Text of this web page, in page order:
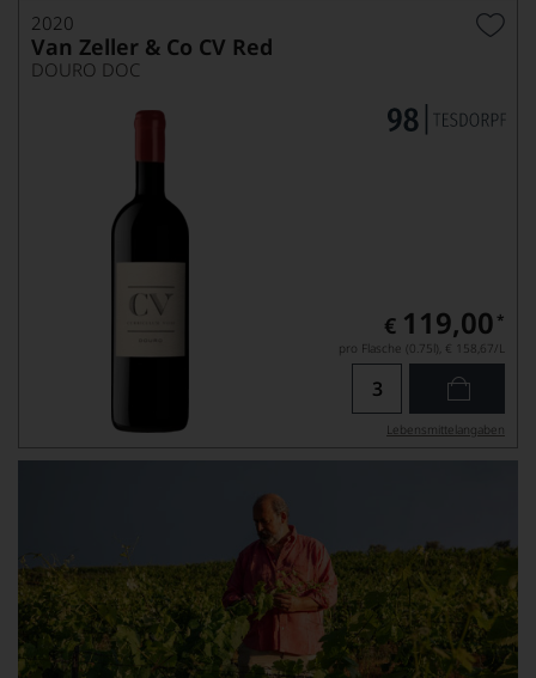
2020
Van Zeller & Co CV Red
DOURO DOC
€ 119,00 *
pro Flasche (0.75l), € 158,67/L
Lebensmittel­angaben